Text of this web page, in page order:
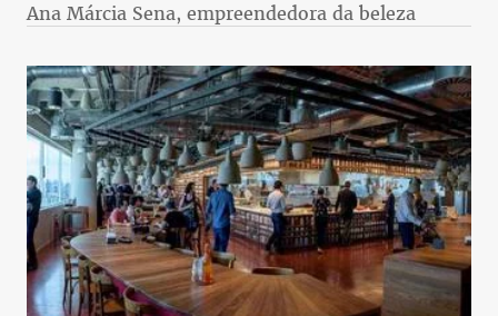
Ana Márcia Sena, empreendedora da beleza